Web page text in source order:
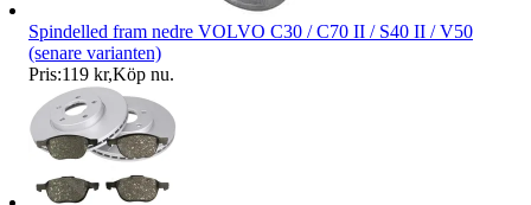
Spindelled fram nedre VOLVO C30 / C70 II / S40 II / V50
(senare varianten)
Pris:119 kr,Köp nu.